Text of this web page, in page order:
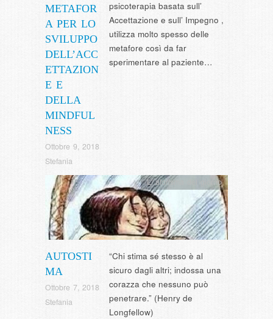
METAFOR
A PER LO
SVILUPPO
DELL’ACC
ETTAZION
E E
DELLA
MINDFUL
NESS
Ottobre 9, 2018
Stefania
psicoterapia basata sull’
Accettazione e sull’ Impegno ,
utilizza molto spesso delle
metafore così da far
sperimentare al paziente…
AUTOSTI
MA
Ottobre 7, 2018
Stefania
L' aforisma del giorno
“Chi stima sé stesso è al
sicuro dagli altri; indossa una
corazza che nessuno può
penetrare.” (Henry de
Longfellow)